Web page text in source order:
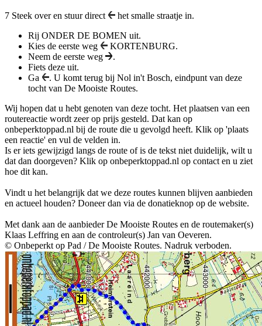
7 Steek over en stuur direct
het smalle straatje in.
Rij ONDER DE BOMEN uit.
Kies de eerste weg
KORTENBURG.
Neem de eerste weg
.
Fiets deze uit.
Ga
. U komt terug bij Nol in't Bosch, eindpunt van deze
tocht van De Mooiste Routes.
Wij hopen dat u hebt genoten van deze tocht. Het plaatsen van een
routereactie wordt zeer op prijs gesteld. Dat kan op
onbeperktoppad.nl bij de route die u gevolgd heeft. Klik op 'plaats
een reactie' en vul de velden in.
Is er iets gewijzigd langs de route of is de tekst niet duidelijk, wilt u
dat dan doorgeven? Klik op onbeperktoppad.nl op contact en u ziet
hoe dit kan.
Vindt u het belangrijk dat we deze routes kunnen blijven aanbieden
en actueel houden? Doneer dan via de donatieknop op de website.
Met dank aan de aanbieder De Mooiste Routes en de routemaker(s)
Klaas Leffring en aan de controleur(s) Jan van Oeveren.
© Onbeperkt op Pad / De Mooiste Routes. Nadruk verboden.